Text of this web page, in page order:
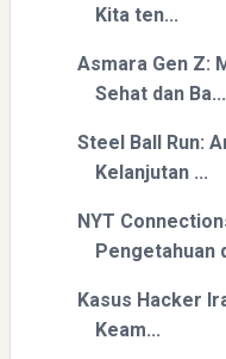
Directurat Jenderal
Kita ten...
Asmara Gen Z:
Sehat dan Ba...
Steel Ball Run:
Kelanjutan ...
NYT
Pengetahuan
Kasus Hacker
Keam...